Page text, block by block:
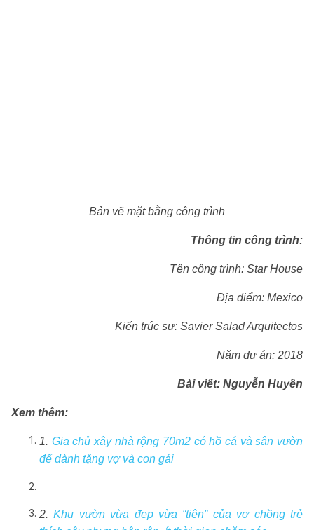
Bản vẽ mặt bằng công trình
Thông tin công trình:
Tên công trình: Star House
Địa điểm: Mexico
Kiến trúc sư: Savier Salad Arquitectos
Năm dự án: 2018
Bài viết: Nguyễn Huyền
Xem thêm:
1. Gia chủ xây nhà rộng 70m2 có hồ cá và sân vườn
để dành tặng vợ và con gái
2.Khu vườn vừa đẹp vừa “tiện” của vợ chồng trẻ